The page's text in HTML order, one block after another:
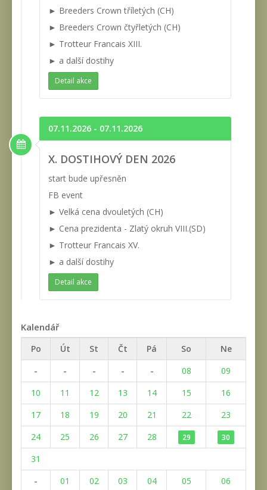
► Breeders Crown tříletých (CH)
► Breeders Crown čtyřletých (CH)
► Trotteur Francais XIII.
► a další dostihy
Detail akce
07.11.2026 - 07.11.2026
X. DOSTIHOVÝ DEN 2026
start bude upřesněn
FB event
► Velká cena dvouletých (CH)
► Cena prezidenta - Zlatý okruh VIII.(SD)
► Trotteur Francais XV.
► a další dostihy
Detail akce
Kalendář
Po Út St Čt Pá So
Ne
-
- - - - 08
09
10
11 12 13 14 15
16
17
18 19 20 21 22
23
24
25 26 27 28 29 30
31
-
01 02 03 04 05 06